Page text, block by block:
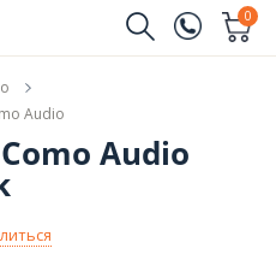
(096)
(044)
0
Audio
Audio
Сообщить о поступлении